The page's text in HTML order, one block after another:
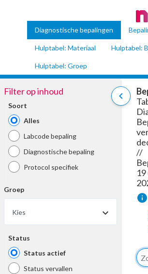
Diagnostische bepalingen
Hulptabel: Materiaal Hulptabel:
Hulptabel: Groep
chevron_left
Filter op inhoud
Soort
Alles
Labcode bepaling
Diagnostische bepaling
Protocol specifiek
Groep
Kies
Status
Status actief
Status vervallen
//
info